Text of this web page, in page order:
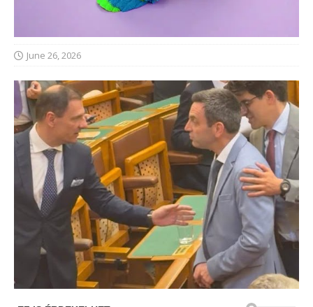
June 26, 2026